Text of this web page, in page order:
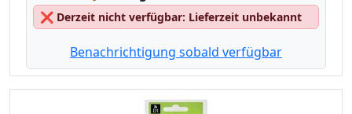
❌ Derzeit nicht verfügbar: Lieferzeit unbekannt
Benachrichtigung sobald verfügbar